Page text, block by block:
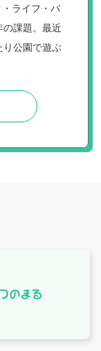
ライフ・バ
課題。最近
公園で遊ぶ